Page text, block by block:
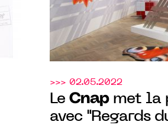
>>> 02.05.2022
Le Cnapmet la
avec "Regards